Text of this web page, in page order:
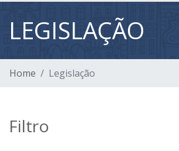
LEGISLAÇÃO
Home Legislação
Filtro